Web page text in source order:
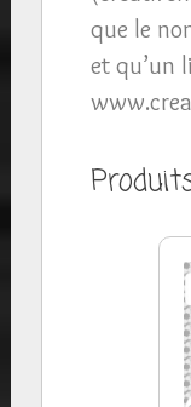
que le
et qu’un